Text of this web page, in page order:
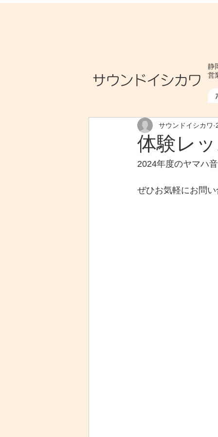
​サウンドイシカワ
静
営
体験レ
サウンドイシカワ
2024年度のヤマハ
ぜひお気軽にお問